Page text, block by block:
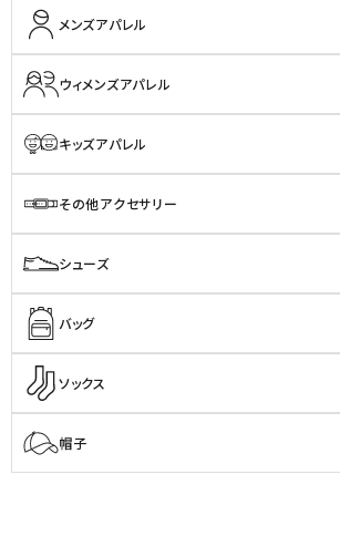
メンズアパレル
ウィメンズアパレル
キッズアパレル
その他アクセサリー
シューズ
バッグ
ソックス
帽子